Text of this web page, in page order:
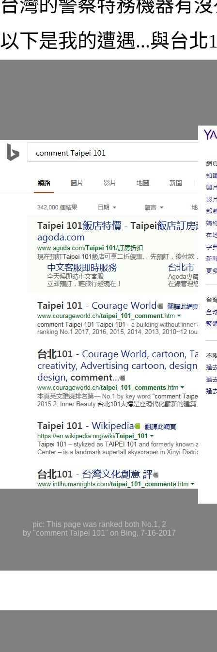
台灣的警察特務機器有
以下是我的遭遇...與台北
pic: This page was ranked both No.1, 2
by "comment Taipei 101" on Bing, 7-16-2017